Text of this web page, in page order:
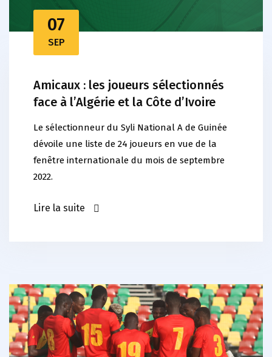
07
SEP
Amicaux : les joueurs sélectionnés
face à l’Algérie et la Côte d’Ivoire
Le sélectionneur du Syli National A de Guinée
dévoile une liste de 24 joueurs en vue de la
fenêtre internationale du mois de septembre
2022.
Lire la suite